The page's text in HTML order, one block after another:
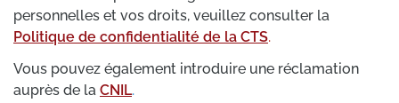
personnelles et vos droits, veuillez consulter la
Politique de confidentialité de la CTS.
Vous pouvez également introduire une réclamation
auprès de la CNIL.